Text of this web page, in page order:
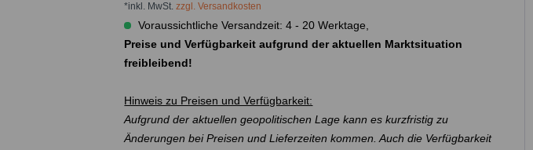
*inkl. MwSt.zzgl. Versandkosten
Voraussichtliche Versandzeit: 4 - 20 Werktage,
Preise und Verfügbarkeit aufgrund der aktuellen Marktsituation
freibleibend!
Hinweis zu Preisen und Verfügbarkeit:
Aufgrund der aktuellen geopolitischen Lage kann es kurzfristig zu
Änderungen bei Preisen und Lieferzeiten kommen. Auch die Verfügbarkeit